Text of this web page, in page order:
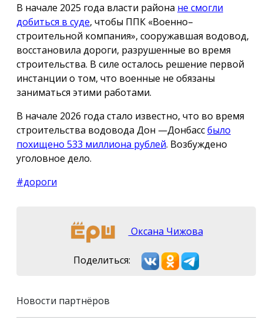
В начале 2025 года власти района не смогли
добиться в суде, чтобы ППК «Военно–
строительной компания», сооружавшая водовод,
восстановила дороги, разрушенные во время
строительства. В силе осталось решение первой
инстанции о том, что военные не обязаны
заниматься этими работами.
В начале 2026 года стало известно, что во время
строительства водовода Дон —Донбассбыло
похищено 533 миллиона рублей. Возбуждено
уголовное дело.
#дороги
Оксана Чижова
Поделиться:
Новости партнёров